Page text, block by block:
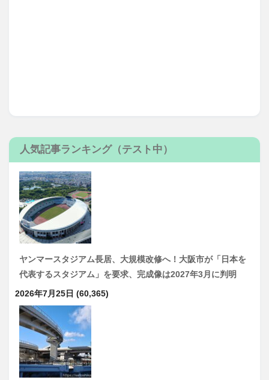
人気記事ランキング（テスト中）
ヤンマースタジアム長居、大規模改修へ！大阪市が「日本を
代表するスタジアム」を要求、完成像は2027年3月に判明
2026年7月25日 (60,365)